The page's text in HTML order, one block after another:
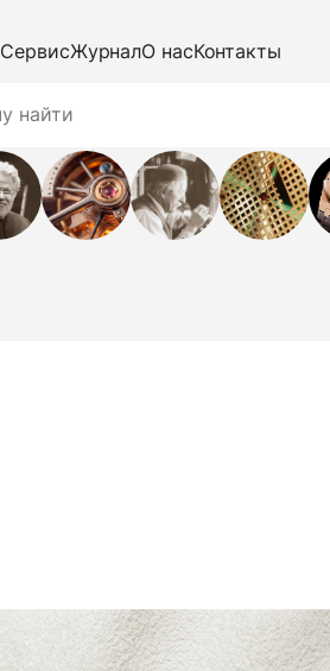
СервисЖурналО насКонтакты